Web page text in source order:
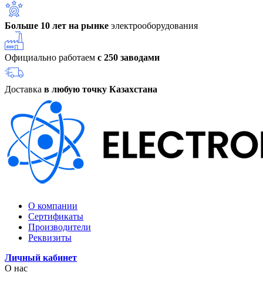
Больше 10 лет на рынке электрооборудования
Официально работаем с 250 заводами
Доставка в любую точку Казахстана
О компании
Сертификаты
Производители
Реквизиты
Личный кабинет
О нас